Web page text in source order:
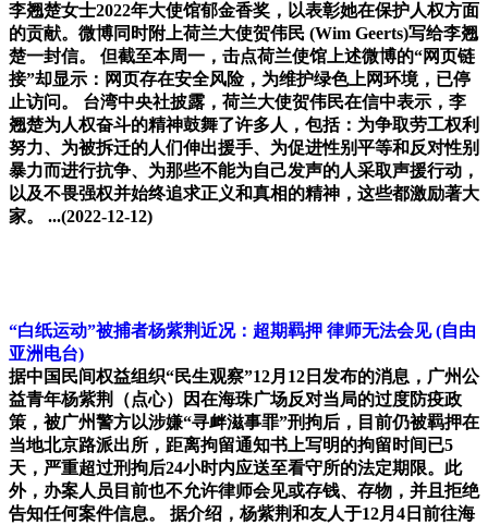
李翘楚女士2022年大使馆郁金香奖，以表彰她在保护人权方面
的贡献。微博同时附上荷兰大使贺伟民 (Wim Geerts)写给李翘
楚一封信。 但截至本周一，击点荷兰使馆上述微博的“网页链
接”却显示：网页存在安全风险，为维护绿色上网环境，已停
止访问。 台湾中央社披露，荷兰大使贺伟民在信中表示，李
翘楚为人权奋斗的精神鼓舞了许多人，包括：为争取劳工权利
努力、为被拆迁的人们伸出援手、为促进性别平等和反对性别
暴力而进行抗争、为那些不能为自己发声的人采取声援行动，
以及不畏强权并始终追求正义和真相的精神，这些都激励著大
家。 ...(2022-12-12)
“白纸运动”被捕者杨紫荆近况：超期羁押 律师无法会见 (自由
亚洲电台)
据中国民间权益组织“民生观察”12月12日发布的消息，广州公
益青年杨紫荆（点心）因在海珠广场反对当局的过度防疫政
策，被广州警方以涉嫌“寻衅滋事罪”刑拘后，目前仍被羁押在
当地北京路派出所，距离拘留通知书上写明的拘留时间已5
天，严重超过刑拘后24小时内应送至看守所的法定期限。此
外，办案人员目前也不允许律师会见或存钱、存物，并且拒绝
告知任何案件信息。 据介绍，杨紫荆和友人于12月4日前往海